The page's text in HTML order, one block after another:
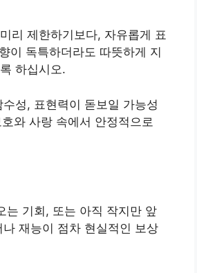
리 제한하기보다, 자유롭게 표
이 독특하더라도 따뜻하게 지
하십시오.
성, 표현력이 돋보일 가능성
와 사랑 속에서 안정적으로
는 기회, 또는 아직 작지만 앞
재능이 점차 현실적인 보상